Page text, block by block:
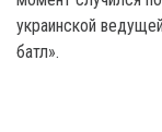
украинской
батл».